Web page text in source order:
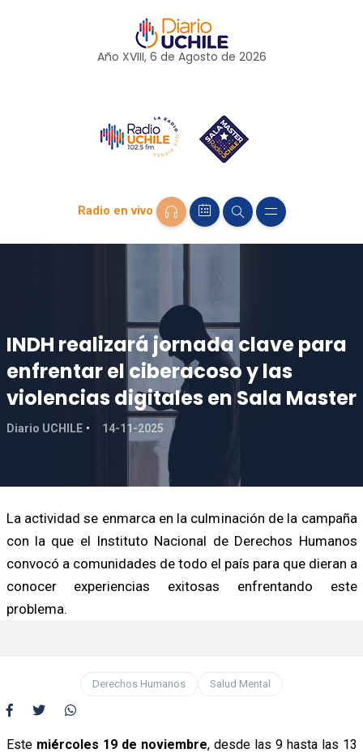
Año XVIII, 6 de Agosto de 2026
Radio en vivo
INDH realizará jornada clave para
enfrentar el ciberacoso y las
violencias digitales en Sala Master
Diario UCHILE 14-11-2025
La actividad se enmarca en la culminación de la campaña
con la que el Instituto Nacional de Derechos Humanos
convocó a comunidades de todo el país para que dieran a
conocer experiencias exitosas enfrentando este
problema.
Derechos Humanos Salud Mental
Estemiércoles 19 de noviembre, desde las 9 hasta las 13